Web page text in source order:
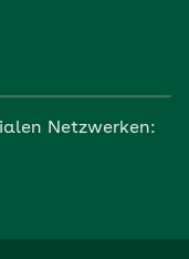
Netzwerken: